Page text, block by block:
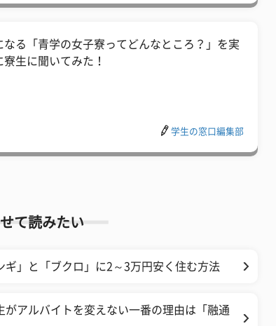
なる「青学の女子寮ってどんなところ？」を実
寮生に聞いてみた！
学生の窓口編集部
て読みたい
」と「ブクロ」に2～3万円安く住む方法
アルバイトを変えない一番の理由は「融通